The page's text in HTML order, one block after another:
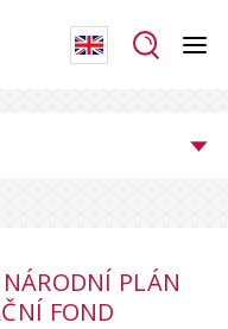
PLÁN
FOND